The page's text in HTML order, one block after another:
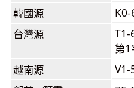
韓國源
台灣源
T1-
第1
越南源
V1-